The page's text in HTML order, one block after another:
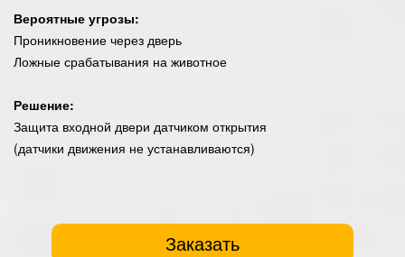
Вероятные угрозы:
Проникновение через дверь
Ложные срабатывания на животное
Решение:
Защита входной двери датчиком открытия
(датчики движения не устанавливаются)
Заказать